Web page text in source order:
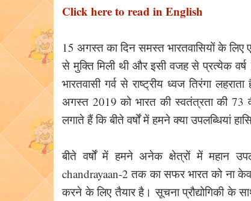
Click here to read in English
15 अगस्त का दिन समस्त भारतवासियों के लिए
से मुक्ति मिली थी और इसी वजह से प्रत्येक
भारतवासी गर्व से राष्ट्रीय ध्वज तिरंगा
अगस्त 2019 को भारत की स्वतंत्रता की 73
लगाते हैं कि बीते वर्षों में हमने क्या
बीते वर्षों में हमने अनेक क्षेत्रों में महान
chandrayaan-2 तक का सफर भारत को ना
करने के लिए तैयार है। सूचना प्रौद्योगिकी के